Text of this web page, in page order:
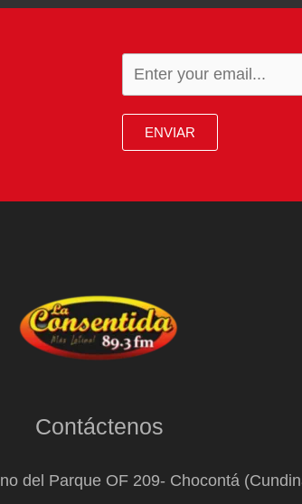
ENVIAR
Contáctenos
del Parque OF 209- Chocontá